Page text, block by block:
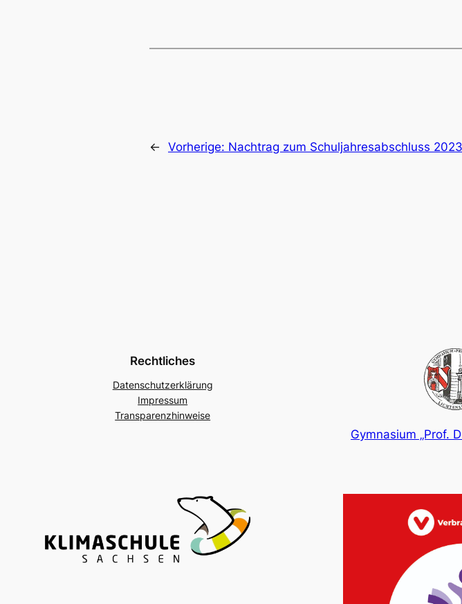
← Vorherige: Nachtrag zum Schuljahresabschluss
Rechtliches
Datenschutzerklärung
Impressum
Transparenzhinweise
Gymnasium „Prof.